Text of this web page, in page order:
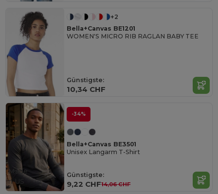
+2
Bella+Canvas BE1201
WOMEN'S MICRO RIB RAGLAN BABY TEE
Günstigste:
10,34 CHF
-34%
Bella+Canvas BE3501
Unisex Langarm T-Shirt
Günstigste:
9,22 CHF14,06 CHF
Made
in US